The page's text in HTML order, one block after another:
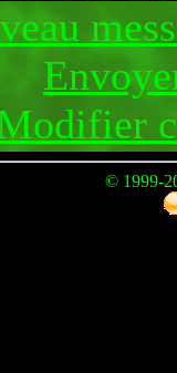
© 1999-